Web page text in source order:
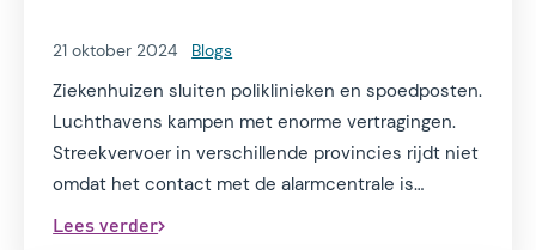
21 oktober 2024 Blogs
Ziekenhuizen sluiten poliklinieken en spoedposten.
Luchthavens kampen met enorme vertragingen.
Streekvervoer in verschillende provincies rijdt niet
omdat het contact met de alarmcentrale is
verbroken. Veiligheidsregio’s zijn in rep en roer. Het
Lees verder